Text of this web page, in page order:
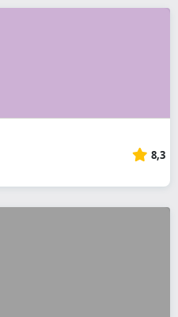
8,3